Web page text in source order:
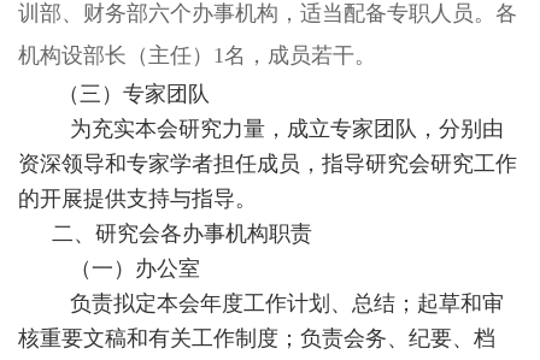
训部、财务部六个办事机构，适当配备专职人员。各
机构设部长（主任）1名，成员若干。
（三）专家团队
为充实本会研究力量，成立专家团队，分别由
资深领导和专家学者担任成员，指导研究会研究工作
的开展提供支持与指导。
二、研究会各办事机构职责
（一）办公室
负责拟定本会年度工作计划、总结；起草和审
核重要文稿和有关工作制度；负责会务、纪要、档